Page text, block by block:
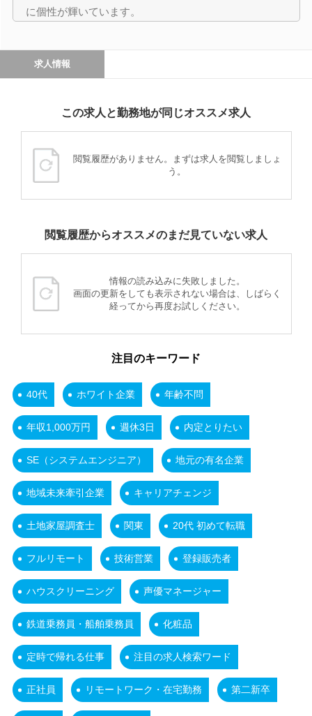
に個性が輝いています。
求人情報
この求人と勤務地が同じオススメ求人
閲覧履歴がありません。まずは求人を閲覧しましょ
う。
閲覧履歴からオススメのまだ見ていない求人
情報の読み込みに失敗しました。
画面の更新をしても表示されない場合は、しばらく
経ってから再度お試しください。
注目のキーワード
40代 ホワイト企業 年齢不問
年収1,000万円 週休3日 内定とりたい
SE（システムエンジニア） 地元の有名企業
地域未来牽引企業 キャリアチェンジ
土地家屋調査士 関東 20代 初めて転職
フルリモート 技術営業 登録販売者
ハウスクリーニング 声優マネージャー
鉄道乗務員・船舶乗務員 化粧品
定時で帰れる仕事 注目の求人検索ワード
正社員 リモートワーク・在宅勤務 第二新卒